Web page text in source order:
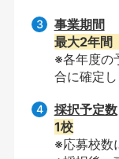
事業期間
最大2年間
※各年度の
合に確定
採択予定数
1校
※応募校数